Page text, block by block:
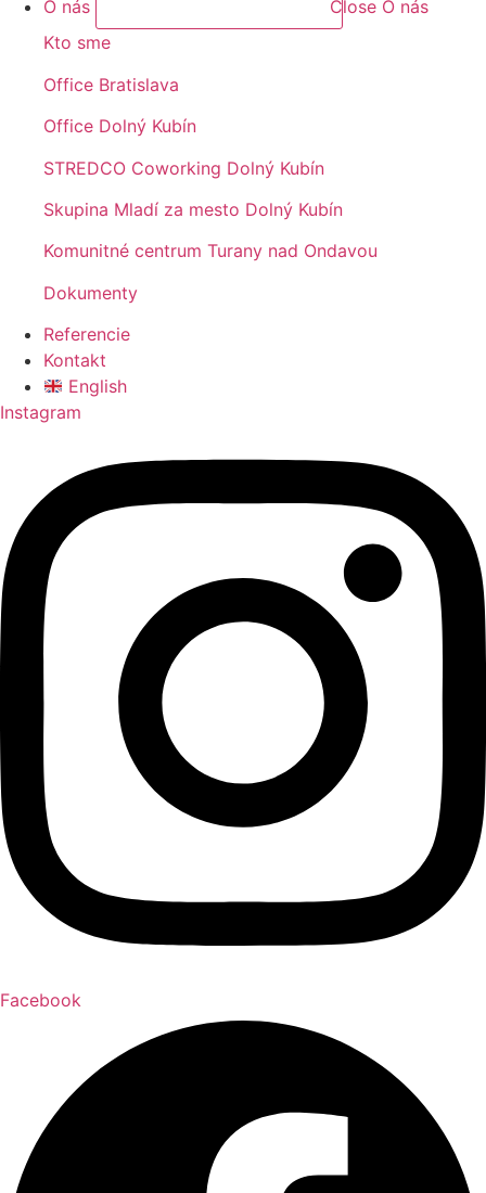
O nás
Close O nás
Kto sme
Office Bratislava
Office Dolný Kubín
STREDCO Coworking Dolný Kubín
Skupina Mladí za mesto Dolný Kubín
Komunitné centrum Turany nad Ondavou
Dokumenty
Referencie
Kontakt
English
Instagram
Facebook